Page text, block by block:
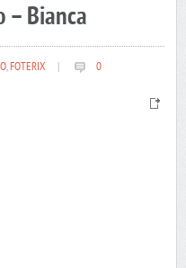
– Bianca
,FOTERIX 0